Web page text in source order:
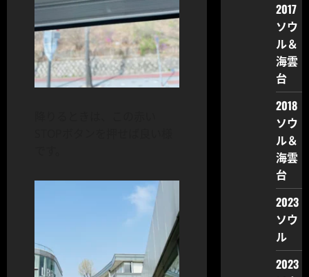
2017
ソウ
ル＆
海雲
台
2018
ソウ
ル＆
海雲
台
2023
ソウ
ル
2023